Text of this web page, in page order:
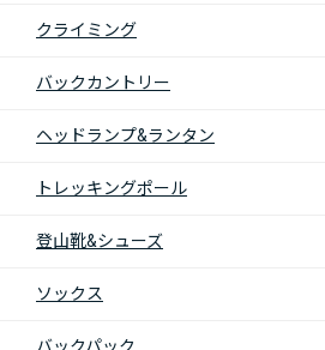
クライミング
バックカントリー
ヘッドランプ&ランタン
トレッキングポール
登山靴&シューズ
ソックス